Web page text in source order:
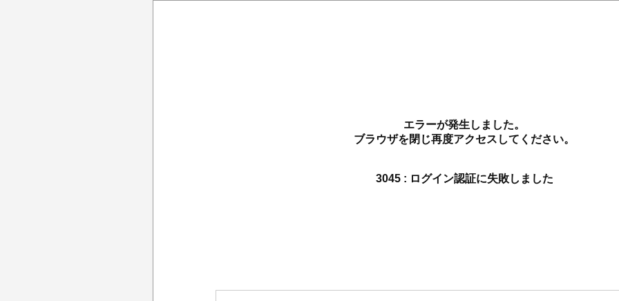
エラーが発生しました。
ブラウザを閉じ再度アクセスしてください。
3045 : ログイン認証に失敗しました